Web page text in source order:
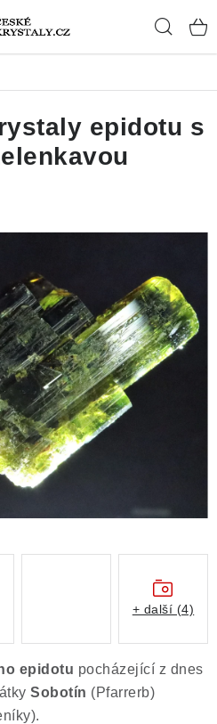
ochrany osobních údajů
od smlouvy
a drahých kamenů
epidotu pocházející z dnes
Sobotín (Pfarrerb)
epidotu s
+ další (4)